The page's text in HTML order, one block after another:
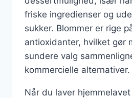
friske ingredienser og
sukker. Blommer er rige
antioxidanter, hvilket gør
sundere valg
kommercielle alternativer.
Når du laver hjemmelavet